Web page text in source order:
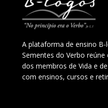
A plataforma de ensino
Sementes do Verbo
dos membros de Vida e
com ensinos, cursos e